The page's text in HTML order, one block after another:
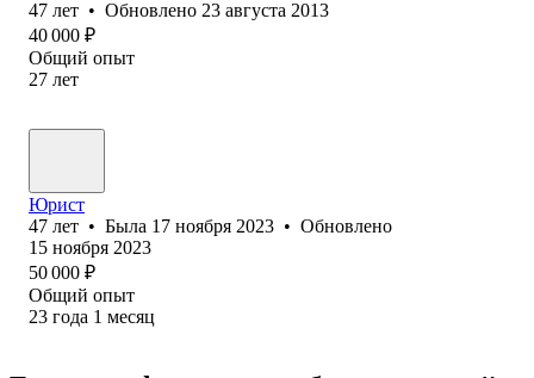
47 лет • Обновлено 23 августа 2013
40 000 ₽
Общий опыт
27 лет
Юрист
47 лет • Была 17 ноября 2023 • Обновлено
15 ноября 2023
50 000 ₽
Общий опыт
23 года 1 месяц